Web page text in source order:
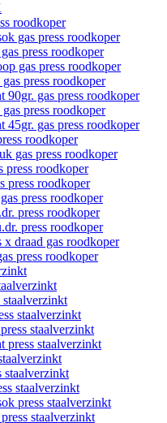
roodkoper
gas press roodkoper
press roodkoper
gas press roodkoper
press roodkoper
90gr. gas press roodkoper
press roodkoper
45gr. gas press roodkoper
roodkoper
gas press roodkoper
press roodkoper
press roodkoper
press roodkoper
press roodkoper
press roodkoper
x draad gas roodkoper
press roodkoper
staalverzinkt
staalverzinkt
staalverzinkt
press staalverzinkt
staalverzinkt
staalverzinkt
press staalverzinkt
staalverzinkt